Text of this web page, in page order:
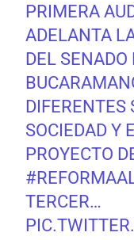
PRIMERA
ADELANTA
DEL SENADO
DIFERENTES
SOCIEDAD Y
PROYECTO
TERCER…